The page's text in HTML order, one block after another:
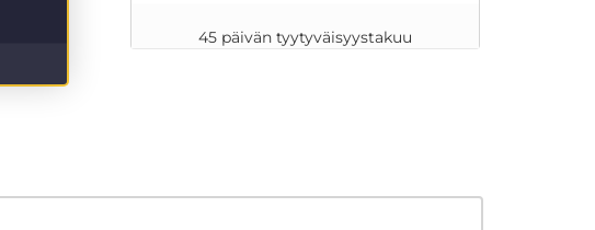
45 päivän tyytyväisyystakuu